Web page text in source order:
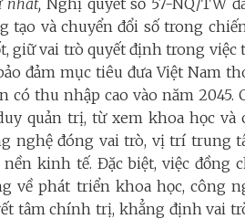
nhất,Nghị quyết số 57-NQ/TW
tạo và chuyển đổi số trong
giữ vai trò quyết định trong việc
đảm mục tiêu đưa Việt Nam
có thu nhập cao vào năm 2045.
quản trị, từ xem khoa học và
nghệ đóng vai trò, vị trí trung
nền kinh tế. Đặc biệt, việc
về phát triển khoa học, công
tâm chính trị, khẳng định vai